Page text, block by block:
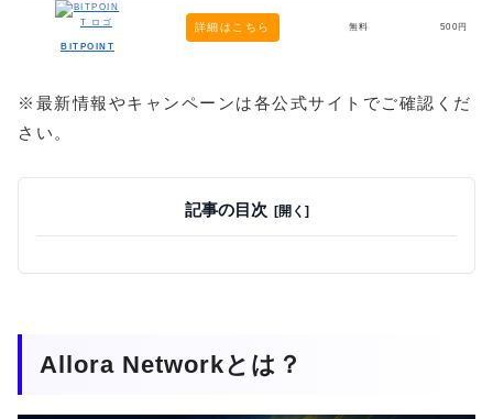
BITPOINT
詳細はこちら 無料 500円
※最新情報やキャンペーンは各公式サイトでご確認くだ
さい。
記事の目次
Allora Networkとは？